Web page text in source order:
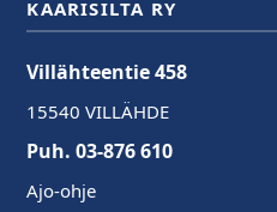
KAARISILTA RY
Villähteentie 458
15540 VILLÄHDE
Puh. 03-876 610
Ajo-ohje